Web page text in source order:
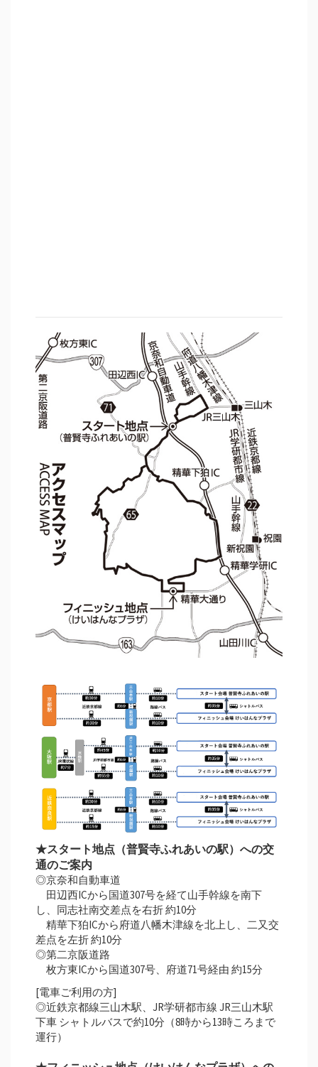
★スタート地点（普賢寺ふれあいの駅）への交
通のご案内
◎京奈和自動車道
田辺西ICから国道307号を経て山手幹線を南下
し、同志社南交差点を右折 約10分
精華下狛ICから府道八幡木津線を北上し、二又交
差点を左折 約10分
◎第二京阪道路
枚方東ICから国道307号、府道71号経由 約15分
[電車ご利用の方]
◎近鉄京都線三山木駅、JR学研都市線 JR三山木駅
下車 シャトルバスで約10分（8時から13時ころまで
運行）